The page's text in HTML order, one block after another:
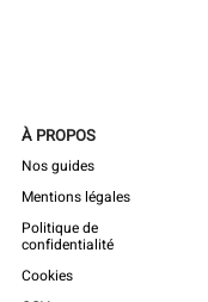
À PROPOS
Nos guides
Mentions légales
Politique de
confidentialité
Cookies